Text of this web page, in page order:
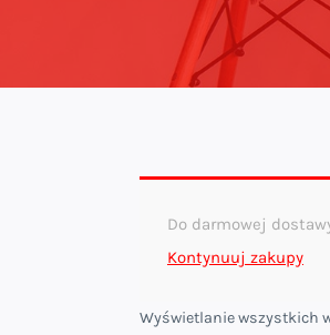
Do darmowej
Kontynuuj zakupy
Wyświetlanie wszystkich